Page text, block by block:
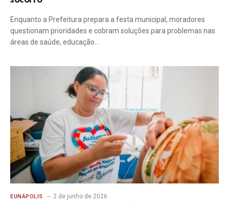
Enquanto a Prefeitura prepara a festa municipal, moradores
questionam prioridades e cobram soluções para problemas nas
áreas de saúde, educação…
EUNÁPOLIS 2 de junho de 2026